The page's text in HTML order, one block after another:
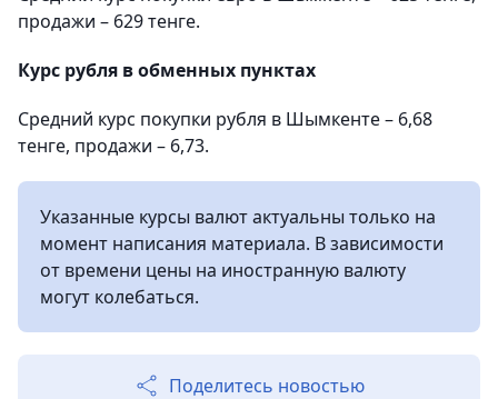
продажи – 629 тенге.
Курс рубля в обменных пунктах
Средний курс покупки рубля в Шымкенте – 6,68
тенге, продажи – 6,73.
Указанные курсы валют актуальны только на
момент написания материала. В зависимости
от времени цены на иностранную валюту
могут колебаться.
Поделитесь новостью